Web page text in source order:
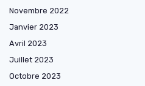
Novembre 2022
Janvier 2023
Avril 2023
Juillet 2023
Octobre 2023